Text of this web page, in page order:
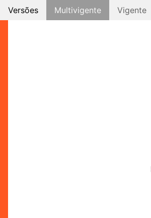
Versões Multivigente Vigente